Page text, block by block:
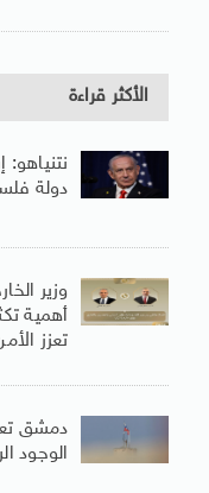
الأكثر قراءة
دولة
وزير
أهمية
تعزز
دمشق
الوجود